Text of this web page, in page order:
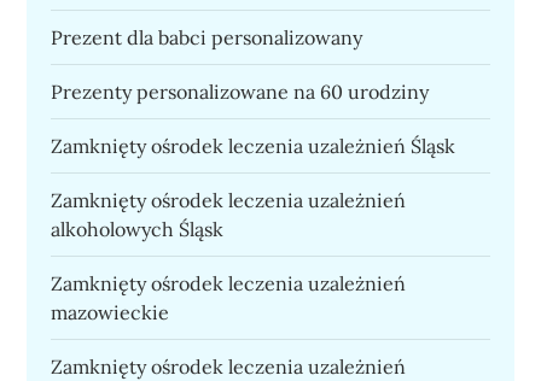
Prezent dla babci personalizowany
Prezenty personalizowane na 60 urodziny
Zamknięty ośrodek leczenia uzależnień Śląsk
Zamknięty ośrodek leczenia uzależnień
alkoholowych Śląsk
Zamknięty ośrodek leczenia uzależnień
mazowieckie
Zamknięty ośrodek leczenia uzależnień